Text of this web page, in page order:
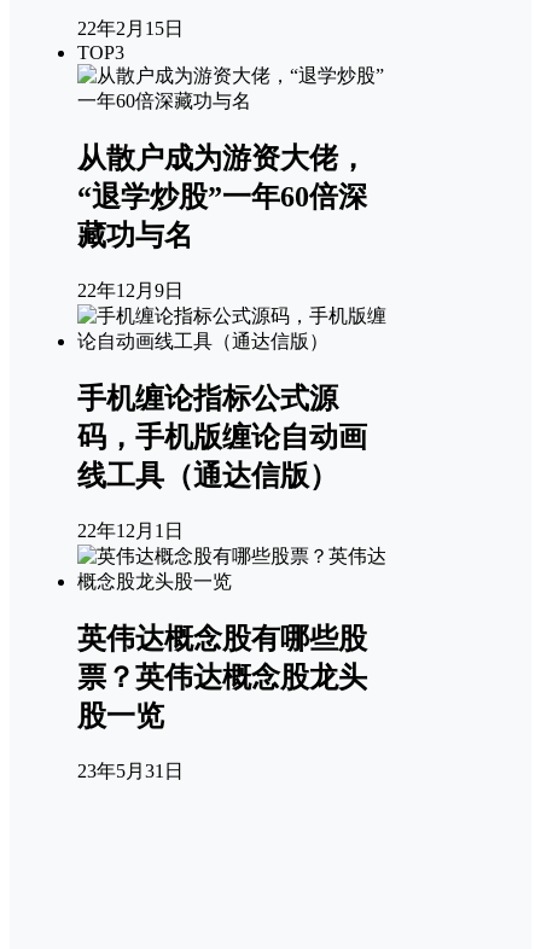
22年2月15日
TOP3
从散户成为游资大佬，
“退学炒股”一年60倍深
藏功与名
22年12月9日
手机缠论指标公式源
码，手机版缠论自动画
线工具（通达信版）
22年12月1日
英伟达概念股有哪些股
票？英伟达概念股龙头
股一览
23年5月31日